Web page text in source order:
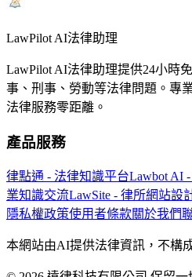
LawPilot AI法律助理
LawPilot AI法律助理提供24小時
事、刑事、勞動等法律問題。專
法律服務零距離。
產品服務
律點通 - 法律知識平台Lawbot AI
業知識交流LawSite - 律所網站設
隱私權政策使用者條款關於我們
本網站由AI提供法律資訊，不構